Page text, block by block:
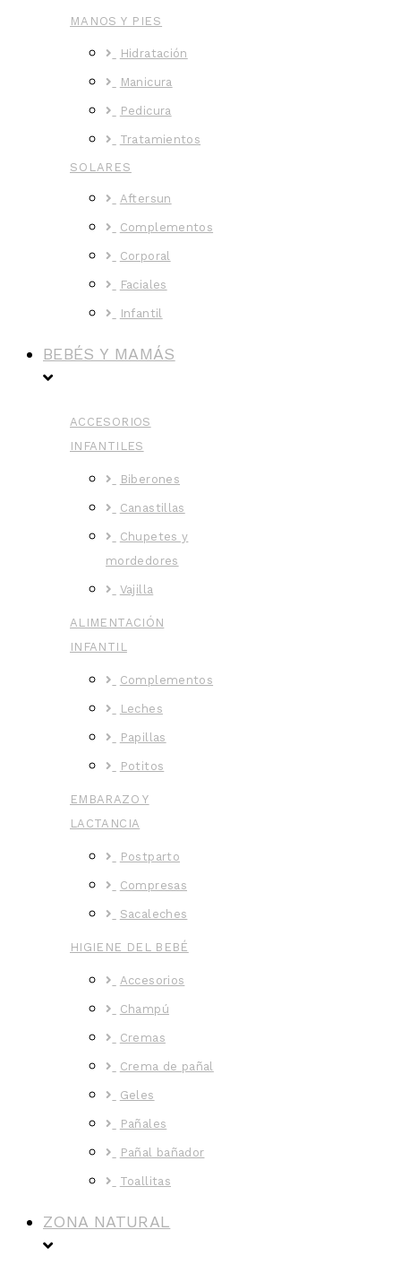
MANOS Y PIES
Hidratación
Manicura
Pedicura
Tratamientos
SOLARES
Aftersun
Complementos
Corporal
Faciales
Infantil
BEBÉS Y MAMÁS
ACCESORIOS
INFANTILES
Biberones
Canastillas
Chupetes y
mordedores
Vajilla
ALIMENTACIÓN
INFANTIL
Complementos
Leches
Papillas
Potitos
EMBARAZO Y
LACTANCIA
Postparto
Compresas
Sacaleches
HIGIENE DEL BEBÉ
Accesorios
Champú
Cremas
Crema de pañal
Geles
Pañales
Pañal bañador
Toallitas
ZONA NATURAL